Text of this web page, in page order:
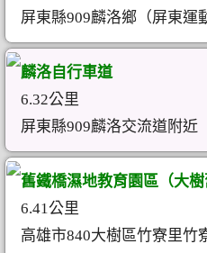
屏東縣909麟洛鄉（屏東運
麟洛自行車道
6.32公里
屏東縣909麟洛交流道附近
舊鐵橋濕地教育園區（大樹
6.41公里
高雄市840大樹區竹寮里竹